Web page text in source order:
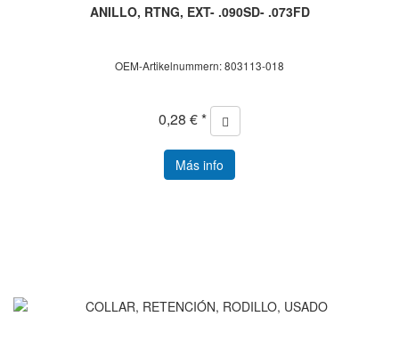
ANILLO, RTNG, EXT- .090SD- .073FD
OEM-Artikelnummern: 803113-018
0,28 € *
Más info